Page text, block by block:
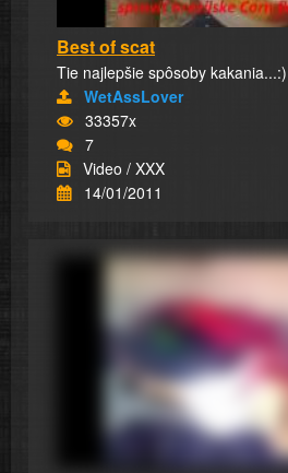
Best of scat
Tie najlepšie spôsoby kakania...:)
WetAssLover
33357x
7
Video / XXX
14/01/2011